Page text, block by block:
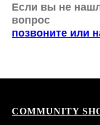
Если вы не
вопрос
позвоните или
COMMUNITY